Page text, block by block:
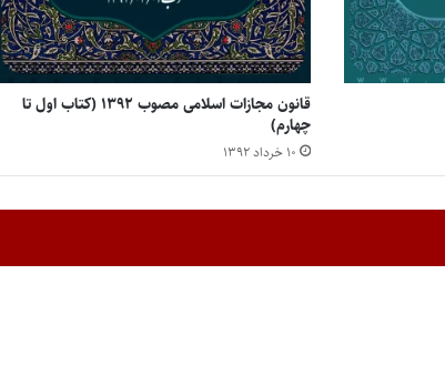
قانون مجازات اسلامی مصوب ۱۳۹۲ (کتاب اول تا
چهارم)
۱۰ خرداد ۱۳۹۲